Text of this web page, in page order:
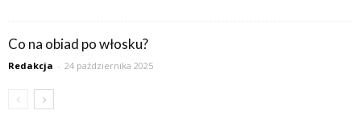
Co na obiad po włosku?
Redakcja - 24 października 2025